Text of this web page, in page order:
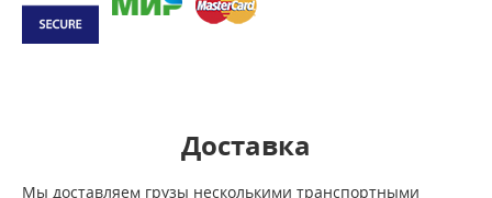
Доставка
Мы доставляем грузы несколькими транспортными